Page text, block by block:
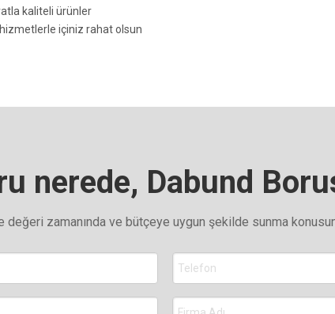
kaliteli ürünler
içiniz rahat olsun
nerede, Dabund
zamanında ve bütçeye uygun şekilde sunma